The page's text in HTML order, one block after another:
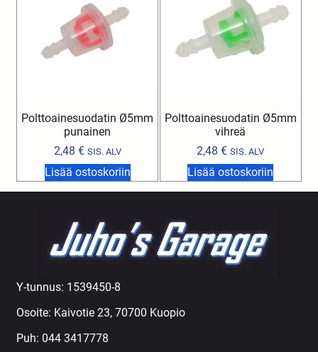
Polttoainesuodatin Ø5mm
punainen
2,48 € SIS. ALV
Lisää ostoskoriin
Polttoainesuodatin Ø5mm
vihreä
2,48€ SIS. ALV
Lisää ostoskoriin
Y-tunnus: 1539450-8
Osoite: Kaivotie 23, 70700 Kuopio
Puh: 044 3417778